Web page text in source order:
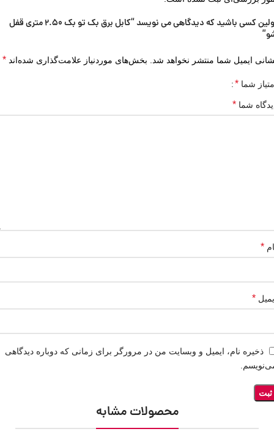
اولین کسی باشید که دیدگاهی می نویسد “کابل برق بک تو بک 2.50 متری قفل
ایمیل شما منتشر نخواهد شد. بخش‌های موردنیاز علامت‌گذاری شده‌اند *
شما *
شما *
*
*
ذخیره نام، ایمیل و وبسایت من در مرورگر برای زمانی که دوباره دیدگاهی
محصولات مشابه